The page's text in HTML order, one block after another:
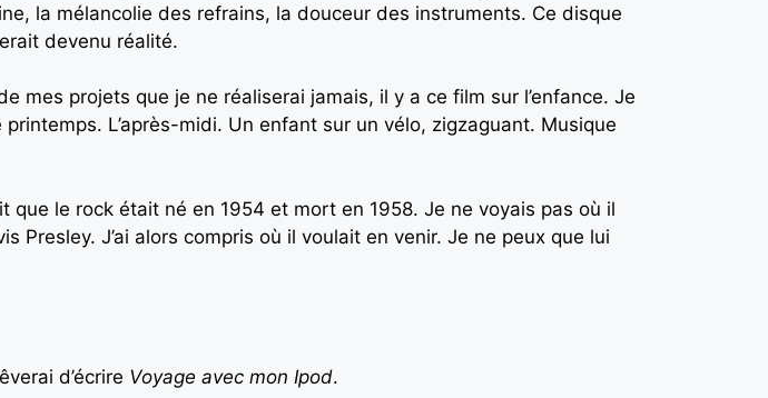
la mélancolie des refrains, la douceur des instruments. Ce disque
devenu réalité.
mes projets que je ne réaliserai jamais, il y a ce film sur l’enfance. Je
printemps. L’après-midi. Un enfant sur un vélo, zigzaguant. Musique
que le rock était né en 1954 et mort en 1958. Je ne voyais pas où il
Presley. J’ai alors compris où il voulait en venir. Je ne peux que lui
d’écrire Voyage avec mon Ipod.